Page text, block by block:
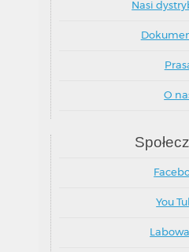
Nasi
O
You